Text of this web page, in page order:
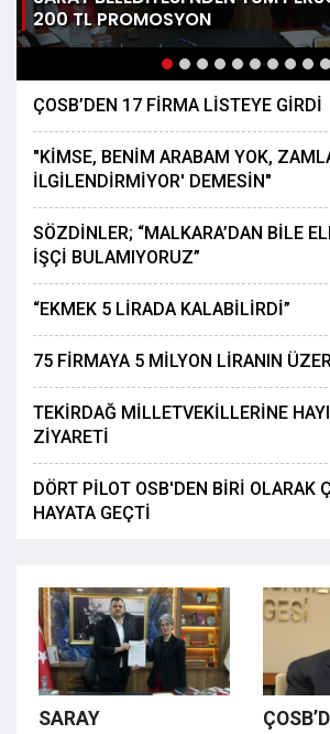
200 TL PROMOSYON
ÇOSB’DEN 17 FİRMA LİSTEYE GİRDİ
"KİMSE, BENİM ARABAM YOK,
İLGİLENDİRMİYOR' DEMESİN"
SÖZDİNLER; “MALKARA’DAN BİLE
İŞÇİ BULAMIYORUZ”
“EKMEK 5 LİRADA KALABİLİRDİ”
75 FİRMAYA 5 MİLYON LİRANIN
TEKİRDAĞ MİLLETVEKİLLERİNE
ZİYARETİ
DÖRT PİLOT OSB'DEN BİRİ OLARAK
HAYATA GEÇTİ
SARAY